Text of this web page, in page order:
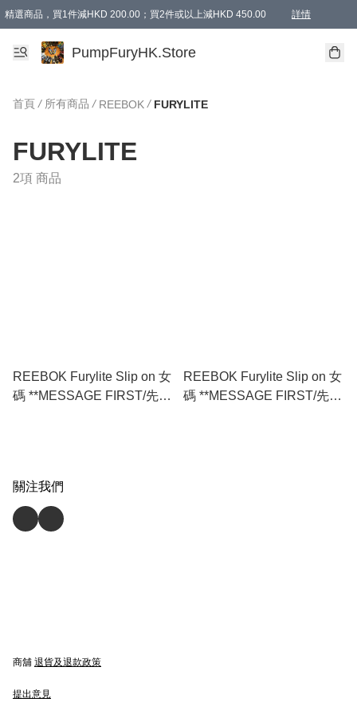
精選商品，買1件減HKD 200.00；買2件或以上減HKD 450.00 詳情
AAPE商品,會員專享9折或以上（按會員等級）AAPE products, members can
精選商品，任選買2件或以上減HKD 100.00
購物滿 HKD 800.00即享免運費優惠！（適用於 特定的送貨方式 )
PumpFuryHK.Store
首頁 / 所有商品 / REEBOK / FURYLITE
FURYLITE
2項 商品
REEBOK Furylite Slip on 女
碼 **MESSAGE FIRST/先查
REEBOK Furylite Slip on 女
碼 **MESSAGE FIRST/先查
關注我們
商舖 退貨及退款政策
提出意見